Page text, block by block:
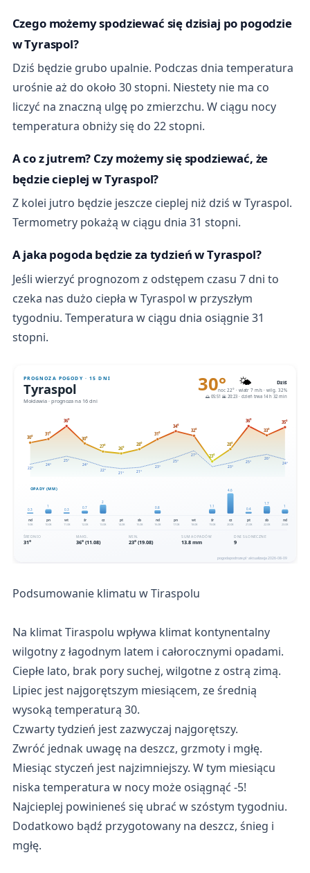
Czego możemy spodziewać się dzisiaj po pogodzie
w Tyraspol?
Dziś będzie grubo upalnie. Podczas dnia temperatura
urośnie aż do około 30 stopni. Niestety nie ma co
liczyć na znaczną ulgę po zmierzchu. W ciągu nocy
temperatura obniży się do 22 stopni.
A co z jutrem? Czy możemy się spodziewać, że
będzie cieplej w Tyraspol?
Z kolei jutro będzie jeszcze cieplej niż dziś w Tyraspol.
Termometry pokażą w ciągu dnia 31 stopni.
A jaka pogoda będzie za tydzień w Tyraspol?
Jeśli wierzyć prognozom z odstępem czasu 7 dni to
czeka nas dużo ciepła w Tyraspol w przyszłym
tygodniu. Temperatura w ciągu dnia osiągnie 31
stopni.
Podsumowanie klimatu w Tiraspolu
Na klimat Tiraspolu wpływa klimat kontynentalny
wilgotny z łagodnym latem i całorocznymi opadami.
Ciepłe lato, brak pory suchej, wilgotne z ostrą zimą.
Lipiec jest najgorętszym miesiącem, ze średnią
wysoką temperaturą 30.
Czwarty tydzień jest zazwyczaj najgorętszy.
Zwróć jednak uwagę na deszcz, grzmoty i mgłę.
Miesiąc styczeń jest najzimniejszy. W tym miesiącu
niska temperatura w nocy może osiągnąć -5!
Najcieplej powinieneś się ubrać w szóstym tygodniu.
Dodatkowo bądź przygotowany na deszcz, śnieg i
mgłę.